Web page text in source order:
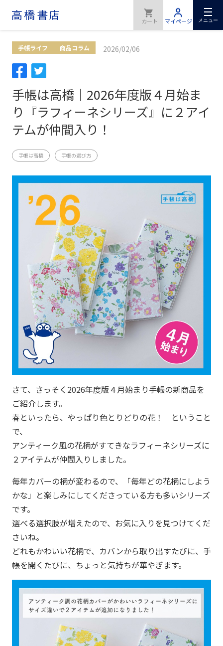
メニュー
手帳ライフ 商品コラム 2026/02/06
手帳は高橋｜2026年度版４月始ま
り『ラフィーネシリーズ』に２アイ
テムが仲間入り！
手帳は高橋 手帳の選び方
さて、さっそく2026年度版４月始まり手帳の新商品を
ご紹介します。
春といったら、やっぱり色とりどりの花！ ということ
で、
アンティーク風の花柄がすてきなラフィーネシリーズに
２アイテムが仲間入りしました。
毎年カバーの柄が変わるので、「毎年どの花柄にしよう
かな」と楽しみにしてくださっている方も多いシリーズ
です。
選べる選択肢が増えたので、お気に入りを見つけてくだ
さいね。
どれもかわいい花柄で、カバンから取り出すたびに、手
帳を開くたびに、ちょっと気持ちが華やぎます。